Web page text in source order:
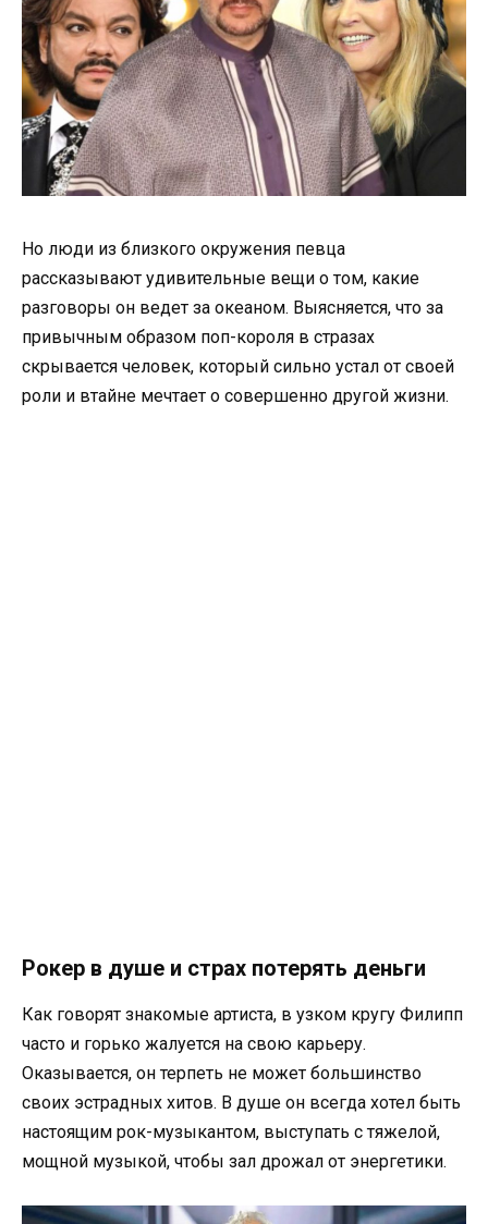
Но люди из близкого окружения певца
рассказывают удивительные вещи о том, какие
разговоры он ведет за океаном. Выясняется, что за
привычным образом поп-короля в стразах
скрывается человек, который сильно устал от своей
роли и втайне мечтает о совершенно другой жизни.
Рокер в душе и страх потерять деньги
Как говорят знакомые артиста, в узком кругу Филипп
часто и горько жалуется на свою карьеру.
Оказывается, он терпеть не может большинство
своих эстрадных хитов. В душе он всегда хотел быть
настоящим рок-музыкантом, выступать с тяжелой,
мощной музыкой, чтобы зал дрожал от энергетики.